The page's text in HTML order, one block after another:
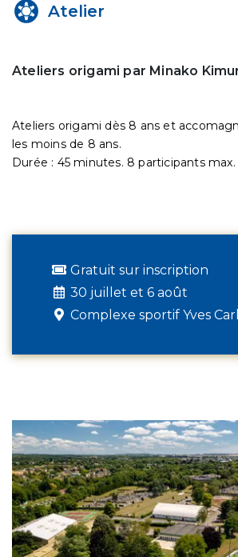
Atelier
Ateliers origami par Minako
Ateliers origami dès 8 ans et
les moins de 8 ans.
Durée : 45 minutes. 8 participants max.
Gratuit sur inscription
30 juillet et 6 août
Complexe sportif Yves